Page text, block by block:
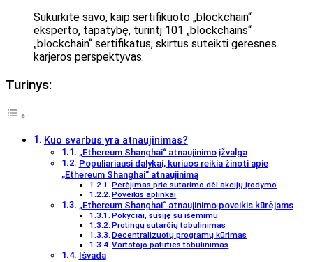
Sukurkite savo, kaip sertifikuoto „blockchain“
eksperto, tapatybę, turintį 101 „blockchains“
„blockchain“ sertifikatus, skirtus suteikti geresnes
karjeros perspektyvas.
Turinys:
Kuo svarbus yra atnaujinimas?
„Ethereum Shanghai“ atnaujinimo įžvalga
Populiariausi dalykai, kuriuos reikia žinoti apie
„Ethereum Shanghai“ atnaujinimą
Perėjimas prie sutarimo dėl akcijų įrodymo
Poveikis aplinkai
„Ethereum Shanghai“ atnaujinimo poveikis kūrėjams
Pokyčiai, susiję su išėmimu
Protingų sutarčių tobulinimas
Decentralizuotų programų kūrimas
Vartotojo patirties tobulinimas
Išvada